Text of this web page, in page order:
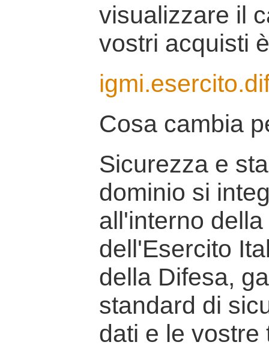
visualizzare il
vostri acquisti
Cosa cambia
Sicurezza e
dominio si
all'interno
dell'Esercito
della Difesa,
standard di
dati e le vostre